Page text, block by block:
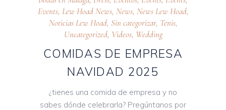
Events, Lew Hoad News, News, News Lew Hoad,
Noticias Lew Hoad, Sin categorizar, Tenis,
Uncategorized, Videos, Wedding
COMIDAS DE EMPRESA
NAVIDAD 2025
¿tienes una comida de empresa y no
sabes dónde celebrarla? Pregúntanos por